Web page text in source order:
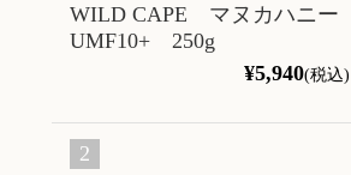
WILD CAPE マヌカハニー
UMF10+ 250g
¥5,940(税込)